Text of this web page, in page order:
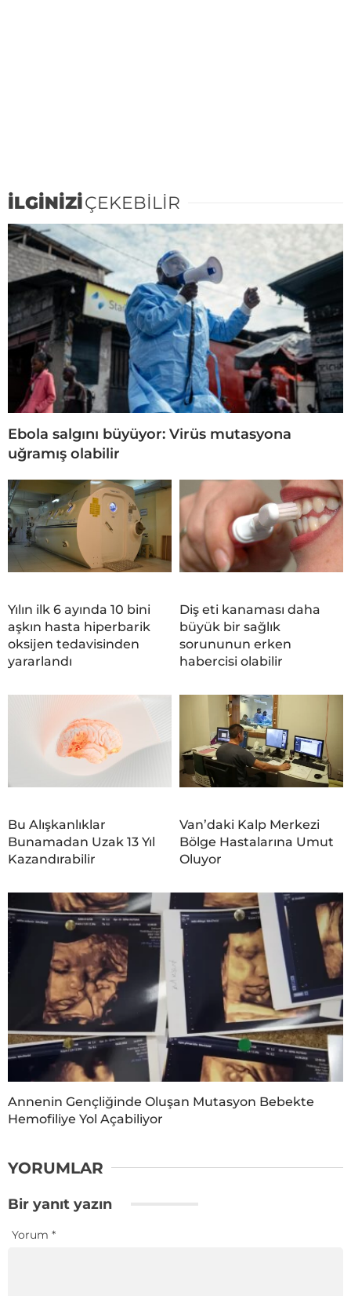
İLGİNİZİÇEKEBİLİR
Ebola salgını büyüyor: Virüs mutasyona
uğramış olabilir
Yılın ilk 6 ayında 10 bini
aşkın hasta hiperbarik
oksijen tedavisinden
yararlandı
Diş eti kanaması daha
büyük bir sağlık
sorununun erken
habercisi olabilir
Bu Alışkanlıklar
Bunamadan Uzak 13 Yıl
Kazandırabilir
Van’daki Kalp Merkezi
Bölge Hastalarına Umut
Oluyor
Annenin Gençliğinde Oluşan Mutasyon Bebekte
Hemofiliye Yol Açabiliyor
YORUMLAR
Bir yanıt yazın
Yorum *